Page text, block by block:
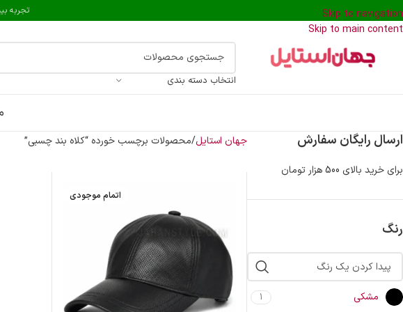
Skip to navigation
Skip to main content
تجربه بیش از 9 سال فروش
انتخاب دسته بندی
ارسال رایگان سفارش
برای خرید بالای 500 هزار تومان
رنگ
مشکی 1
جهان استایل محصولات برچسب خورده “کلاه بند چسبی”
اتمام موجودی